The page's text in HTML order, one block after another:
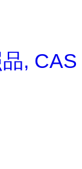
, CAS